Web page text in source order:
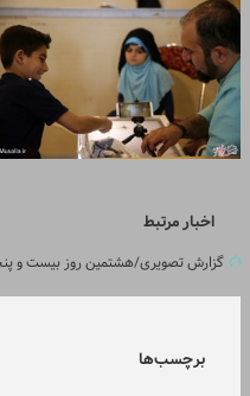
اخبار مرتبط
گزارش تصویری/هشتمین روز بیست و
برچسب‌ها